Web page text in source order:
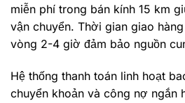
miễn phí trong bán kính 15 km
vận chuyển. Thời gian giao
vòng 2-4 giờ đảm bảo nguồn
Hệ thống thanh toán linh hoạt
chuyển khoản và công nợ ngắn